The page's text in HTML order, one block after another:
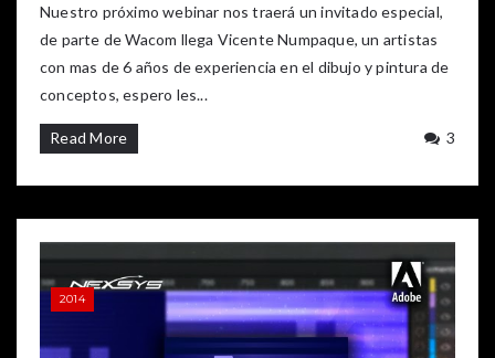
Nuestro próximo webinar nos traerá un invitado especial,
de parte de Wacom llega Vicente Numpaque, un artistas
con mas de 6 años de experiencia en el dibujo y pintura de
conceptos, espero les...
Read More 3
2014